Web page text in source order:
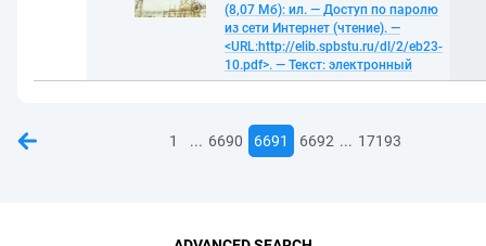
(8,07 Мб): ил. — Доступ по паролю
из сети Интернет (чтение). —
<URL:http://elib.spbstu.ru/dl/2/eb23-
10.pdf>. — Текст: электронный
1 ... 6690 6691 6692 ... 17193